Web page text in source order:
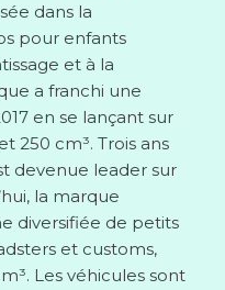
dans la
pour enfants
et à la
a franchi une
en se lançant sur
250 cm³. Trois ans
devenue leader sur
la marque
diversifiée de petits
et customs,
Les véhicules sont